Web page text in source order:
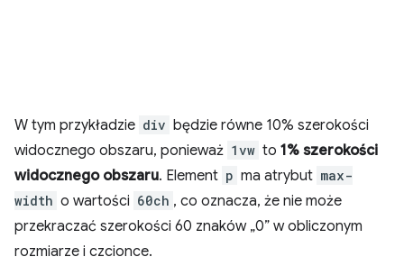
W tym przykładzie div będzie równe 10% szerokości
widocznego obszaru, ponieważ 1vw to 1% szerokości
widocznego obszaru. Element p ma atrybut max-
width o wartości 60ch , co oznacza, że nie może
przekraczać szerokości 60 znaków „0” w obliczonym
rozmiarze i czcionce.